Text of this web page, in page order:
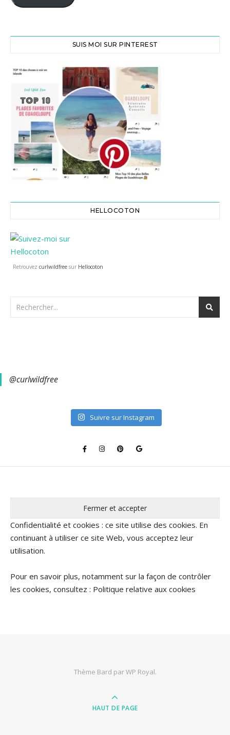
SUIS MOI SUR PINTEREST
HELLOCOTON
Retrouvez curlwildfree sur Hellocoton
@curlwildfree
Suivre sur Instagram
Confidentialité et cookies : ce site utilise des cookies. En
continuant à utiliser ce site Web, vous acceptez leur
utilisation.
Pour en savoir plus, notamment sur la façon de contrôler
les cookies, consultez : Politique relative aux cookies
Thème Bard parWP Royal.
HAUT DE PAGE